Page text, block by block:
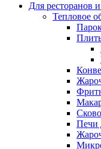
Для ресторанов
Тепловое
Печи